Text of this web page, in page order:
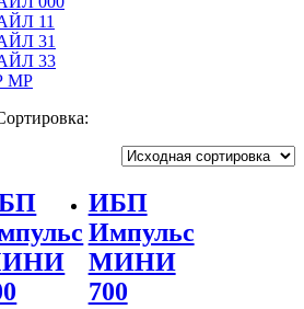
11
31
33
МР
ИБП
Импульс
МИНИ
700